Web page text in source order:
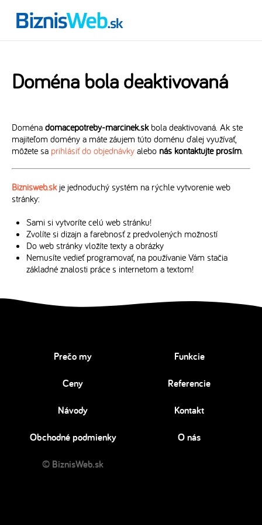
Doména bola deaktivovaná
Doména domacepotreby-marcinek.skbola deaktivovaná. Ak ste
majiteľom domény a máte záujem túto doménu ďalej využívať,
môžete sa prihlásiť do objednávky alebo nás kontaktujte prosím.
Biznisweb.skje jednoduchý systém na rýchle vytvorenie web
stránky:
Sami si vytvoríte celú web stránku!
Zvolíte si dizajn a farebnosť z predvolených možností
Do web stránky vložíte texty a obrázky
Nemusíte vedieť programovať, na používanie Vám stačia
základné znalosti práce s internetom a textom!
Prečo my Funkcie
Ceny Referencie
Návody Kontakt
Obchodné podmienky O nás
© BiznisWeb.sk